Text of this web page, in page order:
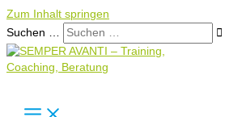
Zum Inhalt springen
Suchen …